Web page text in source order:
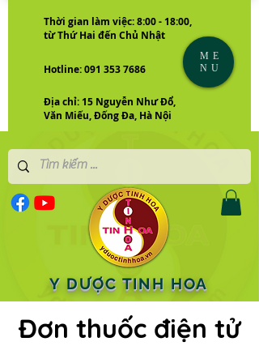
Thời gian làm việc: 8:00 - 18:00,
từ Thứ Hai đến Chủ Nhật
Hotline: 091 353 7686
Địa chỉ: 15 Nguyễn Như Đổ,
Văn Miếu, Đống Đa, Hà Nội
Y DƯỢC TINH HOA
ME
NU
Đơn thuốc điện tử